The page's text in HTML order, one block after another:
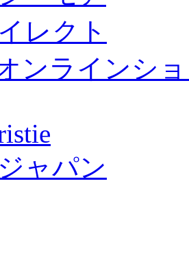
レクト
ンラインシ
ャパン